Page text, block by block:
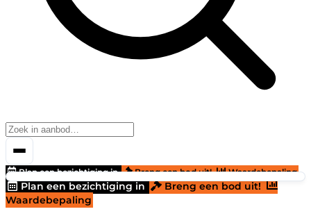
Plan een bezichtiging in Breng een bod uit! Waardebepaling
Plan een bezichtiging in
Breng een bod uit!
Waardebepaling